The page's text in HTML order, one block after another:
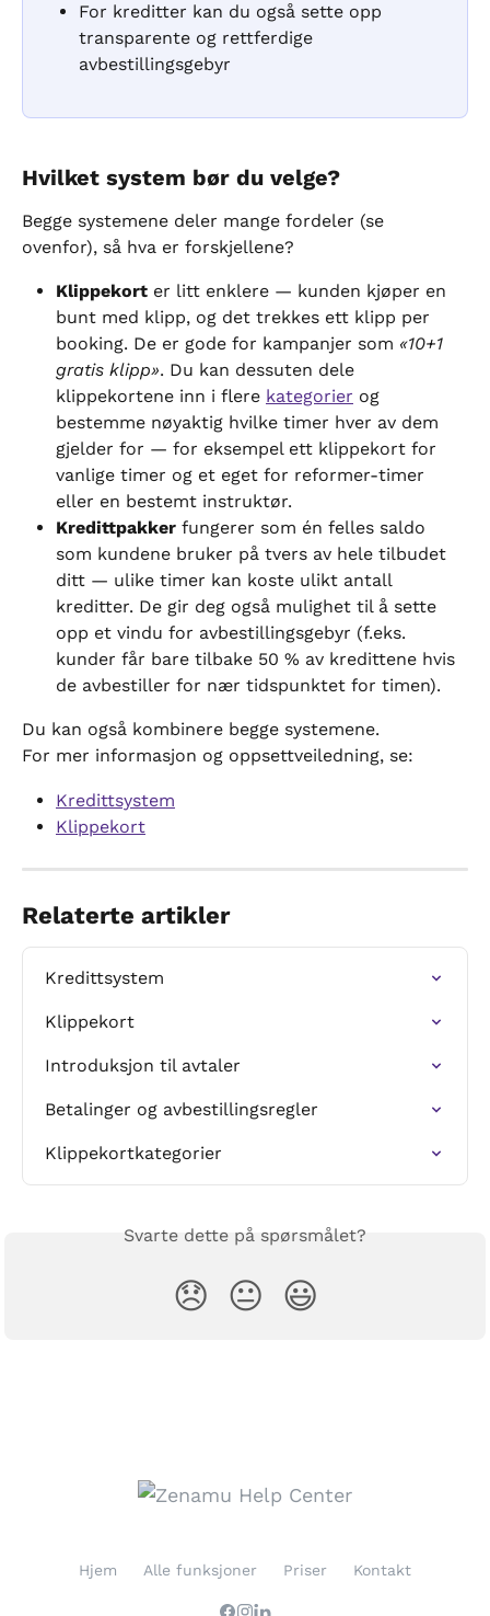
For kreditter kan du også sette opp
transparente og rettferdige
avbestillingsgebyr
Hvilket system bør du velge?
Begge systemene deler mange fordeler (se
ovenfor), så hva er forskjellene?
Klippekort er litt enklere — kunden kjøper en
bunt med klipp, og det trekkes ett klipp per
booking. De er gode for kampanjer som «10+1
gratis klipp». Du kan dessuten dele
klippekortene inn i flere kategorier og
bestemme nøyaktig hvilke timer hver av dem
gjelder for — for eksempel ett klippekort for
vanlige timer og et eget for reformer-timer
eller en bestemt instruktør.
Kredittpakker fungerer som én felles saldo
som kundene bruker på tvers av hele tilbudet
ditt — ulike timer kan koste ulikt antall
kreditter. De gir deg også mulighet til å sette
opp et vindu for avbestillingsgebyr (f.eks.
kunder får bare tilbake 50 % av kredittene hvis
de avbestiller for nær tidspunktet for timen).
Du kan også kombinere begge systemene.
For mer informasjon og oppsettveiledning, se:
Kredittsystem
Klippekort
Relaterte artikler
Kredittsystem
Klippekort
Introduksjon til avtaler
Betalinger og avbestillingsregler
Klippekortkategorier
Svarte dette på spørsmålet?
😞 😐 😃
Hjem Alle funksjoner Priser Kontakt